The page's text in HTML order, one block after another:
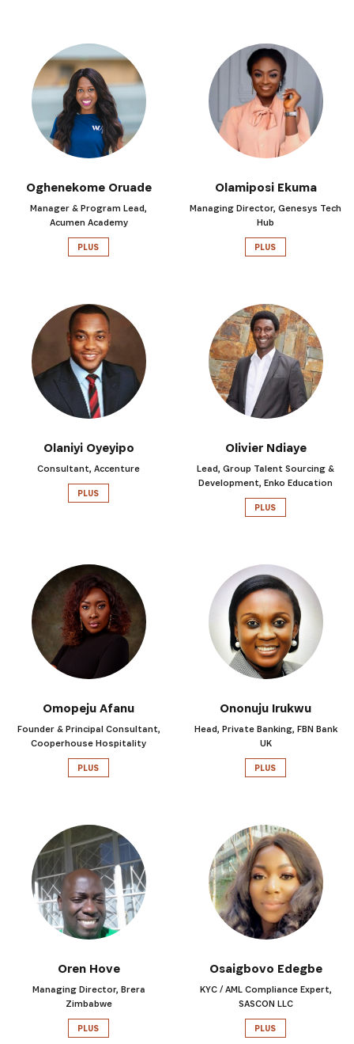
Oghenekome Oruade
Manager & Program Lead,
Acumen Academy
PLUS
Olamiposi Ekuma
Managing Director, Genesys Tech
Hub
PLUS
Olaniyi Oyeyipo
Consultant, Accenture
PLUS
Olivier Ndiaye
Lead, Group Talent Sourcing &
Development, Enko Education
PLUS
Omopeju Afanu
Founder & Principal Consultant,
Cooperhouse Hospitality
PLUS
Ononuju Irukwu
Head, Private Banking, FBN Bank
UK
PLUS
Oren Hove
Managing Director, Brera
Zimbabwe
PLUS
Osaigbovo Edegbe
KYC / AML Compliance Expert,
SASCON LLC
PLUS